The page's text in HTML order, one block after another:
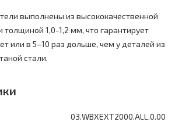
выполнены из высококачественной
толщиной 1,0-1,2 мм, что гарантирует
или в 5–10 раз дольше, чем у деталей из
стали.
03.WBXEXT2000.ALL.0.00